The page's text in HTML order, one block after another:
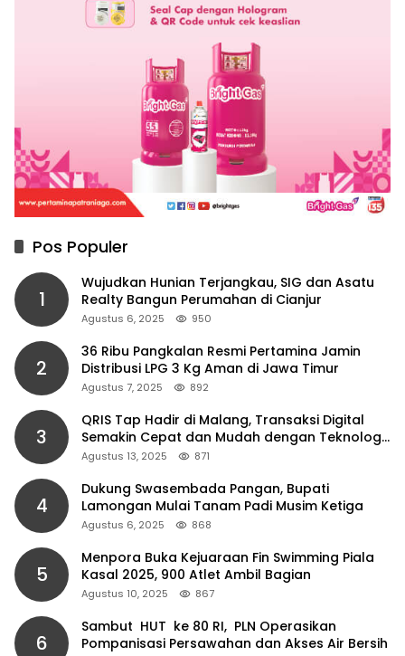
Pos Populer
1
Wujudkan Hunian Terjangkau, SIG dan Asatu
Realty Bangun Perumahan di Cianjur
Agustus 6, 2025 950
2
36 Ribu Pangkalan Resmi Pertamina Jamin
Distribusi LPG 3 Kg Aman di Jawa Timur
Agustus 7, 2025 892
3
QRIS Tap Hadir di Malang, Transaksi Digital
Semakin Cepat dan Mudah dengan Teknologi
NFC
Agustus 13, 2025 871
4
Dukung Swasembada Pangan, Bupati
Lamongan Mulai Tanam Padi Musim Ketiga
Agustus 6, 2025 868
5
Menpora Buka Kejuaraan Fin Swimming Piala
Kasal 2025, 900 Atlet Ambil Bagian
Agustus 10, 2025 867
6
Sambut HUT ke 80 RI, PLN Operasikan
Pompanisasi Persawahan dan Akses Air Bersih